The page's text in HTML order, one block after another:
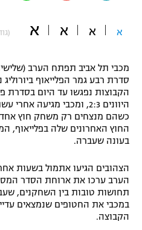
תקנון משתתפים וזוכים
תקנון עבור פעילות ספורט 1 – "מרלן"
טניס
גיימינג E-Sports
תנאי שימוש
תקנון פעילות ספורט 1
רשיון להקרנה פומבית לבית
בייסבול MLB
ספורט אתגרי ואקסטרים
אומנויות לחימה
גיימינג E-Sports
א א א א
סדרת רבע גמר הפלייאוף ביורוליג
הקבוצות נפגשו עד היום בסדרת
היוונים 2:3, ומכבי מגיעה
כשהם מנצחים רק משחק חוץ אחד
החוץ האחרונים שלה בפלייאוף,
בעונה שעברה.
הצהובים הגיעו אתמול בשעות
הערב ערכו את ארוחת הסדר
תחושות טובות בין השחקנים,
במכבי את החטופים שנמצאים
הקבוצה.